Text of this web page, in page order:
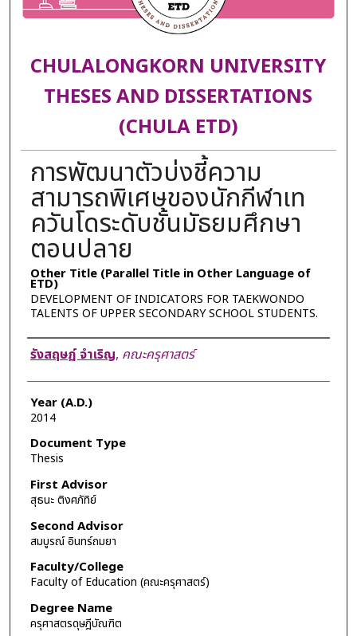
CHULALONGKORN UNIVERSITY
THESES AND DISSERTATIONS
(CHULA ETD)
การพัฒนาตัวบ่งชี้ความ
สามารถพิเศษของนักกีฬาเท
ควันโดระดับชั้นมัธยมศึกษา
ตอนปลาย
Other Title (Parallel Title in Other Language of
ETD)
DEVELOPMENT OF INDICATORS FOR TAEKWONDO
TALENTS OF UPPER SECONDARY SCHOOL STUDENTS.
Author
รังสฤษฏ์ จำเริญ, คณะครุศาสตร์
Year (A.D.)
2014
Document Type
Thesis
First Advisor
สุธนะ ติงศภัทิย์
Second Advisor
สมบูรณ์ อินทร์ถมยา
Faculty/College
Faculty of Education (คณะครุศาสตร์)
Degree Name
ครุศาสตรดุษฎีบัณฑิต